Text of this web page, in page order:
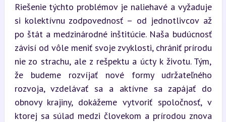
Riešenie týchto problémov je naliehavé a vyžaduje
si kolektívnu zodpovednosť – od jednotlivcov až
po štát a medzinárodné inštitúcie. Naša budúcnosť
závisí od vôle meniť svoje zvyklosti, chrániť prírodu
nie zo strachu, ale z rešpektu a úcty k životu. Tým,
že budeme rozvíjať nové formy udržateľného
rozvoja, vzdelávať sa a aktívne sa zapájať do
obnovy krajiny, dokážeme vytvoriť spoločnosť, v
ktorej sa súlad medzi človekom a prírodou znova